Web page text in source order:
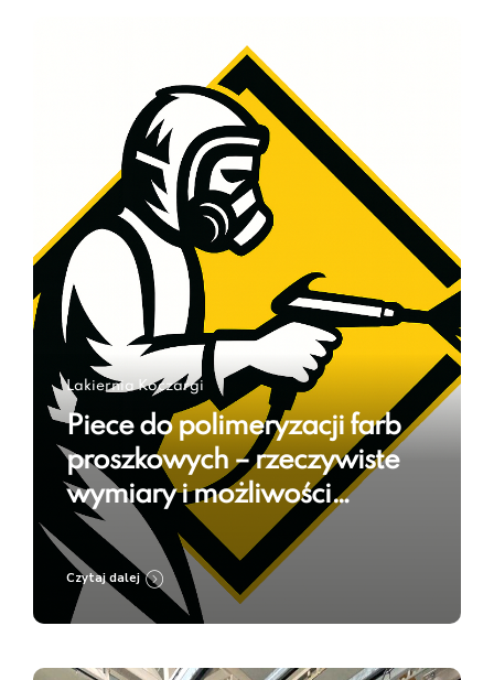
Lakiernia Koczargi
Piece do polimeryzacji farb
proszkowych – rzeczywiste
wymiary i możliwości
Lakierni Koczargi
Czytaj dalej